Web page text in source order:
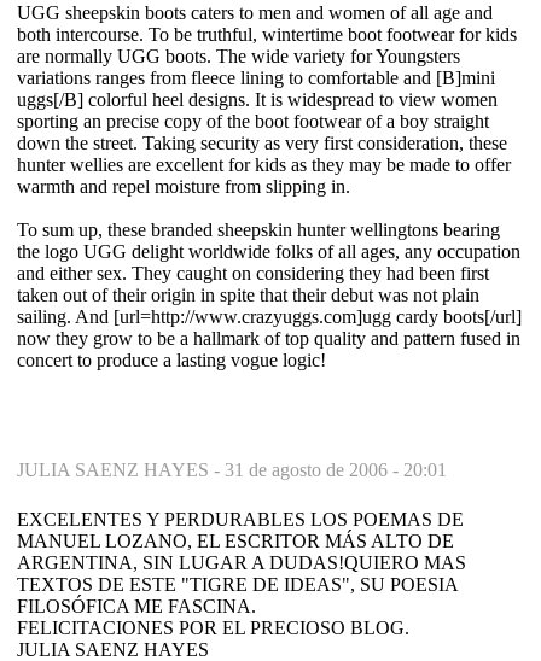
UGG sheepskin boots caters to men and women of all age and
both intercourse. To be truthful, wintertime boot footwear for kids
are normally UGG boots. The wide variety for Youngsters
variations ranges from fleece lining to comfortable and [B]mini
uggs[/B] colorful heel designs. It is widespread to view women
sporting an precise copy of the boot footwear of a boy straight
down the street. Taking security as very first consideration, these
hunter wellies are excellent for kids as they may be made to offer
warmth and repel moisture from slipping in.
To sum up, these branded sheepskin hunter wellingtons bearing
the logo UGG delight worldwide folks of all ages, any occupation
and either sex. They caught on considering they had been first
taken out of their origin in spite that their debut was not plain
sailing. And [url=http://www.crazyuggs.com]ugg cardy boots[/url]
now they grow to be a hallmark of top quality and pattern fused in
concert to produce a lasting vogue logic!
JULIA SAENZ HAYES - 31 de agosto de 2006 - 20:01
EXCELENTES Y PERDURABLES LOS POEMAS DE
MANUEL LOZANO, EL ESCRITOR MÁS ALTO DE
ARGENTINA, SIN LUGAR A DUDAS!QUIERO MAS
TEXTOS DE ESTE "TIGRE DE IDEAS", SU POESIA
FILOSÓFICA ME FASCINA.
FELICITACIONES POR EL PRECIOSO BLOG.
JULIA SAENZ HAYES